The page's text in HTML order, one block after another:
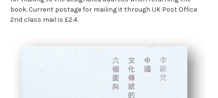
book. Current postage for mailing it through UK Post Office
2nd class mail is £2.4.